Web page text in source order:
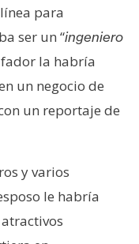
para
ser un “ingeniero
la habría
un negocio de
un reportaje de
y varios
le habría